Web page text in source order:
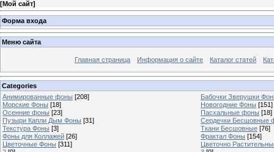
[Мой сайт]
Форма входа
Меню сайта
Главная страница Информация о сайте Каталог статей
Categories
Анимированные фоны [208]
Бабочки Зверушки
Морские Фоны [18] Новогодние Фоны [151]
Осенние фоны [23] Пасхальные фоны [18]
Пузыри Капли Дым Фоны [31]
Сердечки Бесшовные
Текстура Фоны [3] Ткани Бесшовные [76]
Фоны для Коллажей [26] Фрактал Фоны [154]
Цветочные Фоны [311]
Цветочно